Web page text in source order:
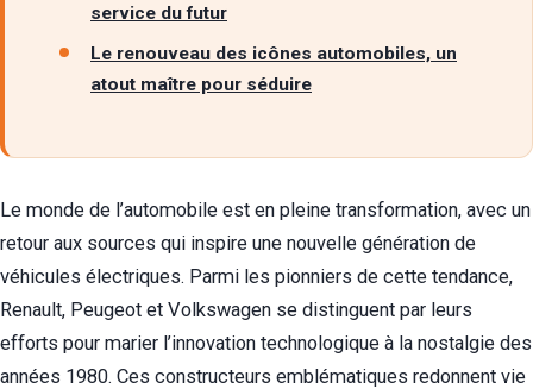
service du futur
Le renouveau des icônes automobiles, un
atout maître pour séduire
Le monde de l’automobile est en pleine transformation, avec un
retour aux sources qui inspire une nouvelle génération de
véhicules électriques. Parmi les pionniers de cette tendance,
Renault, Peugeot et Volkswagen se distinguent par leurs
efforts pour marier l’innovation technologique à la nostalgie des
années 1980. Ces constructeurs emblématiques redonnent vie